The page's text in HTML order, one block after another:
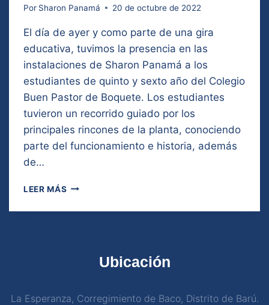
Por Sharon Panamá 20 de octubre de 2022
El día de ayer y como parte de una gira
educativa, tuvimos la presencia en las
instalaciones de Sharon Panamá a los
estudiantes de quinto y sexto año del Colegio
Buen Pastor de Boquete. Los estudiantes
tuvieron un recorrido guiado por los
principales rincones de la planta, conociendo
parte del funcionamiento e historia, además
de…
LEER MÁS
Ubicación
La Esperanza, Corregimiento de Baco, Distrito de Barú.